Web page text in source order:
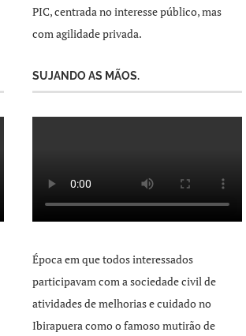
PIC, centrada no interesse público, mas
com agilidade privada.
SUJANDO AS MÃOS.
Época em que todos interessados
participavam com a sociedade civil de
atividades de melhorias e cuidado no
Ibirapuera como o famoso mutirão de